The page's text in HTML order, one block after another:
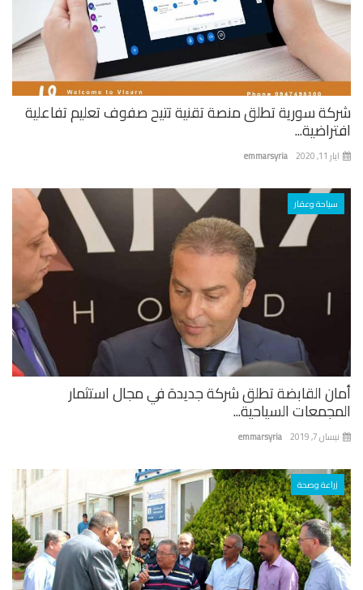
سورية تطلق منصة تقنية تتيح صفوف تعليم تفاعلية
emmarsyria
سياحة وعقار
القابضة تطلق شركة جديدة في مجال استثمار
السياحية...
emmarsyria 7, 2019
زراعة وصحة